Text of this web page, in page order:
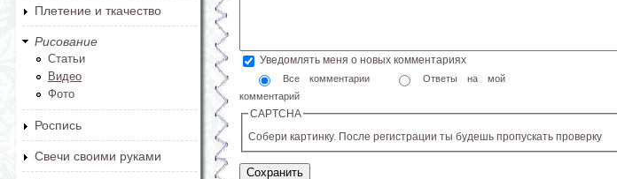
Плетение и ткачество
Рисование
Статьи
Видео
Фото
Роспись
Свечи своими руками
Уведомлять меня о новых комментариях
Все комментарии
Ответы на мой
комментарий
CAPTCHA
Собери картинку. После регистрации ты будешь пропускать проверку